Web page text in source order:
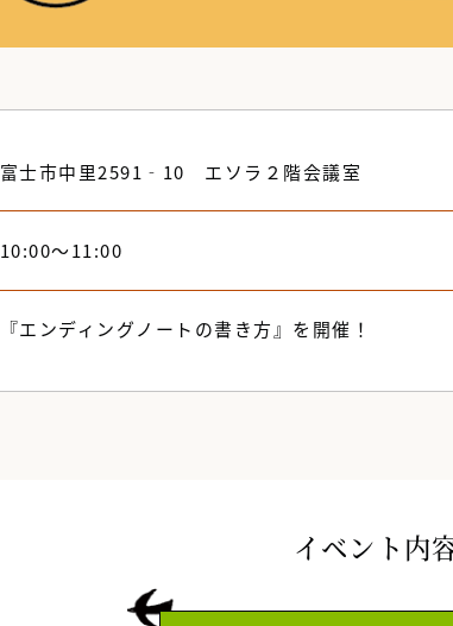
富士市中里2591‐10 エソラ２階会議室
10:00～11:00
『エンディングノートの書き方』を開催！
イベント内